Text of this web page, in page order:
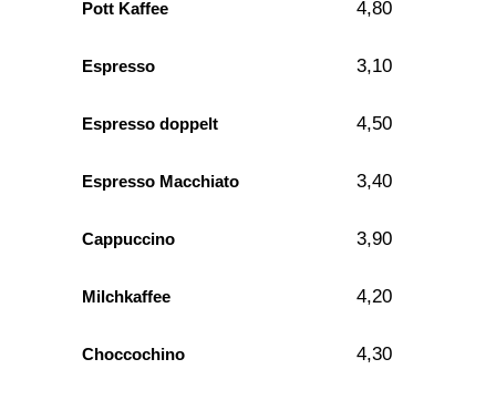
Pott Kaffee 4,80
Espresso 3,10
Espresso doppelt 4,50
Espresso Macchiato 3,40
Cappuccino 3,90
Milchkaffee 4,20
Choccochino 4,30